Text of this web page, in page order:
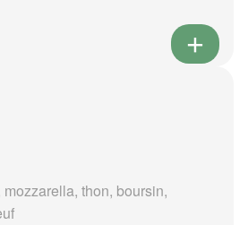
thon, boursin,